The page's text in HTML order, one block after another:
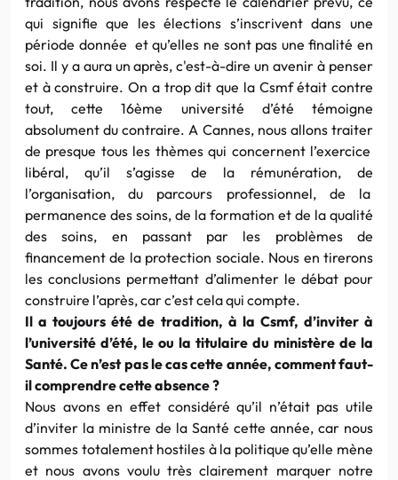
qui signifie que les élections s’inscrivent dans une
période donnée et qu’elles ne sont pas une finalité en
soi. Il y a aura un après, c'est-à-dire un avenir à penser
et à construire. On a trop dit que la Csmf était contre
tout, cette 16ème université d’été témoigne
absolument du contraire. A Cannes, nous allons traiter
de presque tous les thèmes qui concernent l’exercice
libéral, qu’il s’agisse de la rémunération, de
l’organisation, du parcours professionnel, de la
permanence des soins, de la formation et de la qualité
des soins, en passant par les problèmes de
financement de la protection sociale. Nous en tirerons
les conclusions permettant d’alimenter le débat pour
construire l’après, car c’est cela qui compte.
Il a toujours été de tradition, à la Csmf, d’inviter à
l’université d’été, le ou la titulaire du ministère de la
Santé. Ce n’est pas le cas cette année, comment faut-
il comprendre cette absence ?
Nous avons en effet considéré qu’il n’était pas utile
d’inviter la ministre de la Santé cette année, car nous
sommes totalement hostiles à la politique qu’elle mène
et nous avons voulu très clairement marquer notre